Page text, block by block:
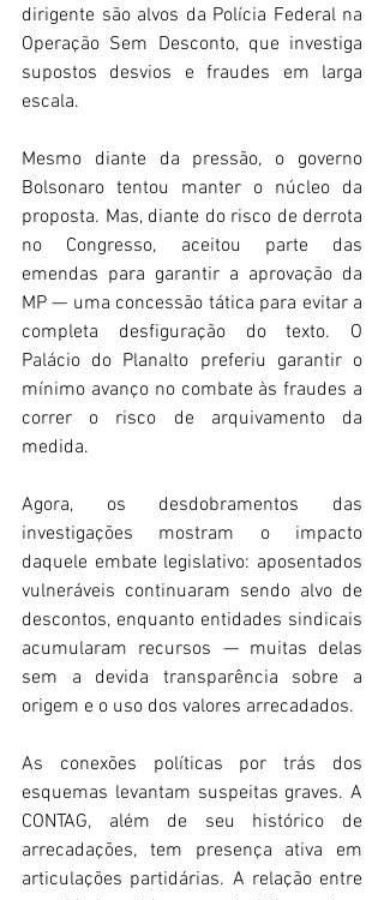
dirigente são alvos da Polícia Federal na
Operação Sem Desconto, que investiga
supostos desvios e fraudes em larga
escala.
Mesmo diante da pressão, o governo
Bolsonaro tentou manter o núcleo da
proposta. Mas, diante do risco de derrota
no Congresso, aceitou parte das
emendas para garantir a aprovação da
MP — uma concessão tática para evitar a
completa desfiguração do texto. O
Palácio do Planalto preferiu garantir o
mínimo avanço no combate às fraudes a
correr o risco de arquivamento da
medida.
Agora, os desdobramentos das
investigações mostram o impacto
daquele embate legislativo: aposentados
vulneráveis continuaram sendo alvo de
descontos, enquanto entidades sindicais
acumularam recursos — muitas delas
sem a devida transparência sobre a
origem e o uso dos valores arrecadados.
As conexões políticas por trás dos
esquemas levantam suspeitas graves. A
CONTAG, além de seu histórico de
arrecadações, tem presença ativa em
articulações partidárias. A relação entre